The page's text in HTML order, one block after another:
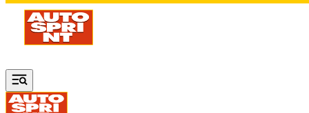
Vai al contenuto principale